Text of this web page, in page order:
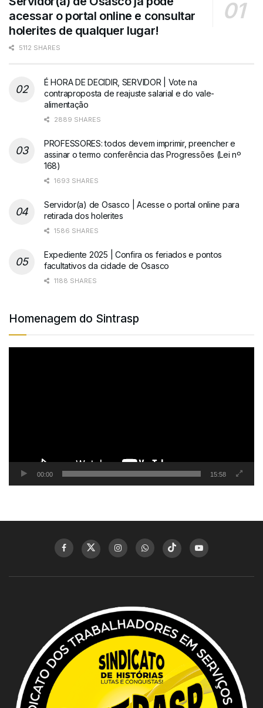
acessar o portal online e consultar
holerites de qualquer lugar!
5112 SHARES
É HORA DE DECIDIR, SERVIDOR | Vote na
contraproposta de reajuste salarial e do vale-
alimentação
2889 SHARES
PROFESSORES: todos devem imprimir, preencher e
assinar o termo conferência das Progressões (Lei nº
168)
1693 SHARES
Servidor(a) de Osasco | Acesse o portal online para
retirada dos holerites
1586 SHARES
Expediente 2025 | Confira os feriados e pontos
facultativos da cidade de Osasco
1188 SHARES
Homenagem do Sintrasp
00:00 15:58